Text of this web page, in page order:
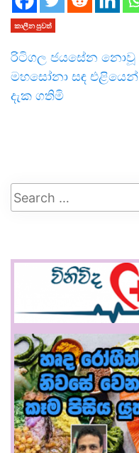
කාලීන පුවත්
රිටිගල ජයසේන නොවූ
මහසෝනා සඳ එළියෙන්
දැක ගතිමි